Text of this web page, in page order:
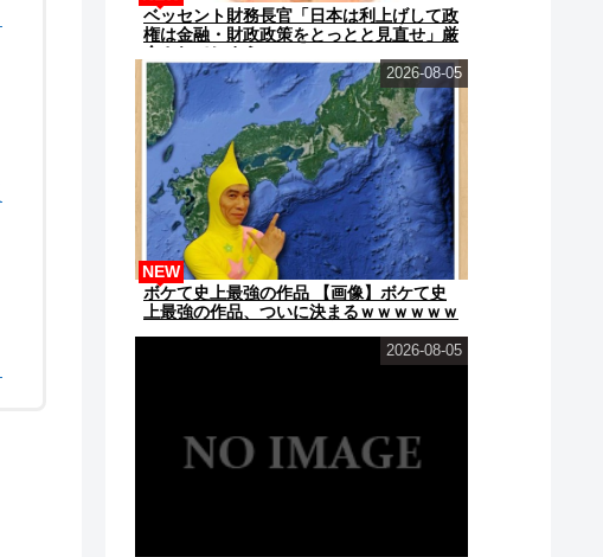
ベッセント財務長官「日本は利上げして政
権は金融・財政政策をとっとと見直せ」厳
ボケて史上最強の作品 【画像】ボケて史
上最強の作品、ついに決まるｗｗｗｗｗｗ
NEW
2026-08-05
2026-08-05